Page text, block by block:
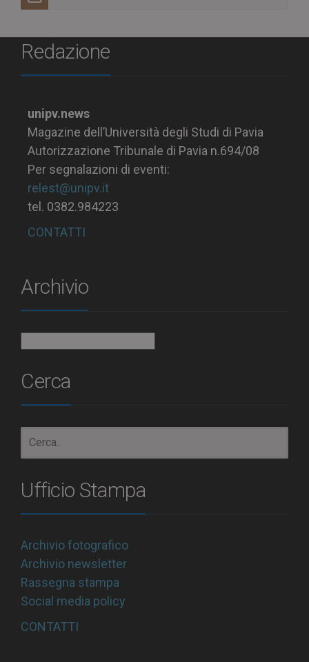
Redazione
unipv.news
Magazine dell’Università degli Studi di Pavia
Autorizzazione Tribunale di Pavia n.694/08
Per segnalazioni di eventi:
relest@unipv.it
tel. 0382.984223
CONTATTI
Archivio
Cerca
Ufficio Stampa
Archivio fotografico
Archivio newsletter
Rassegna stampa
Social media policy
CONTATTI